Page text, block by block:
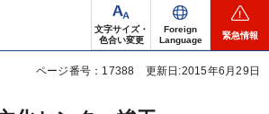
文字サイズ・
色合い変更
Foreign
Language
緊急情報
ページ番号：17388 更新日:2015年6月29日